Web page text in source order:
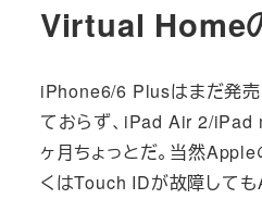
Virtual Home
iPhone6/6 Plusはまだ発
ておらず、iPad Air 2/iPad
ヶ月ちょっとだ。当然
くはTouch IDが故障して